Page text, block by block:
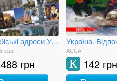
Єврейські адреси України. Путівник
488 грн
АССА
142 грн
К